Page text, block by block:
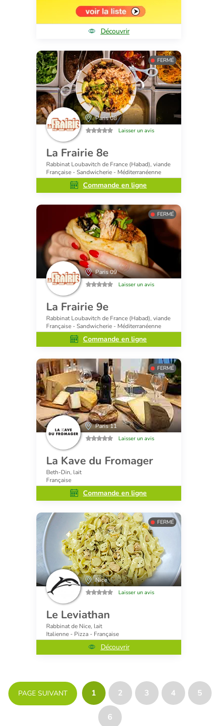
Découvrir
FERMÉ
Paris 08
Laisser un avis
La Frairie 8e
Rabbinat Loubavitch de France (Habad), viande
Française - Sandwicherie - Méditerranéenne
Commande en ligne
FERMÉ
Paris 09
Laisser un avis
La Frairie 9e
Rabbinat Loubavitch de France (Habad), viande
Française - Sandwicherie - Méditerranéenne
Commande en ligne
FERMÉ
Paris 11
Laisser un avis
La Kave du Fromager
Beth-Din, lait
Française
Commande en ligne
FERMÉ
Nice
Laisser un avis
Le Leviathan
Rabbinat de Nice, lait
Italienne - Pizza - Française
Découvrir
PAGE SUIVANT 1 2 3 4 5
6